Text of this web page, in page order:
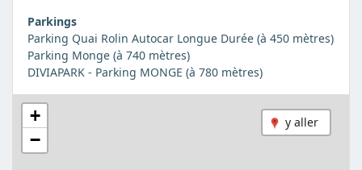
Parkings
Parking Quai Rolin Autocar Longue Durée (à 450 mètres)
Parking Monge (à 740 mètres)
DIVIAPARK - Parking MONGE (à 780 mètres)
y aller
+
−